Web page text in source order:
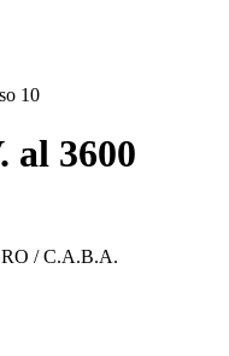
10
al 3600
/ C.A.B.A.